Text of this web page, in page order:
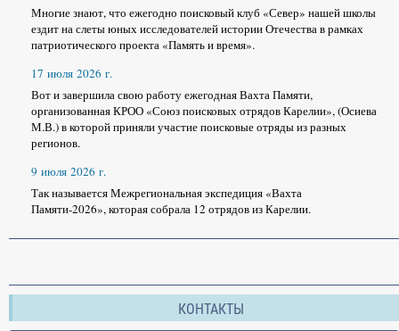
Многие знают, что ежегодно поисковый клуб «Север» нашей школы
ездит на слеты юных исследователей истории Отечества в рамках
патриотического проекта «Память и время».
17 июля 2026 г.
Вот и завершила свою работу ежегодная Вахта Памяти,
организованная КРОО «Союз поисковых отрядов Карелии», (Осиева
М.В.) в которой приняли участие поисковые отряды из разных
регионов.
9 июля 2026 г.
Так называется Межрегиональная экспедиция «Вахта
Памяти-2026», которая собрала 12 отрядов из Карелии.
КОНТАКТЫ